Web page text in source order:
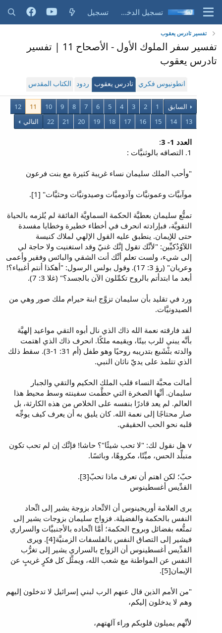
تسجيل الدخول تسجيل
تفسير تادرس يعقوب
تفسير سفر الملوك الأول - الأصحاح 11 | تفسير
تادرس يعقوب
انطونيوس فكري تادرس يعقوب ردود الكتاب المقدس
السابق 1
2
3
4
5
6
7
8
9
10
11
12
13
14
15
16
17
18
19
20
21
22 التالي
العدد 1- 3
:
1. التصاقه بالوثنيَّات :
"وأحب الملك سليمان نساء غريبة كثيرة مع بنت فرعون
موآبيَّات وعمونيَّات وآدوميَّات وصيدونيَّات وحثيَّات" [1].
تمتُّع سليمان بعطيَّة الحكمة السماويَّة الفائقة لم يُلزمه بالحياة
التقويَّة، فبإرادته انحرف في أخطاء خطيرة وخطايا مفسدة
حتى للإيمان. ينطبق عليه القول الإلهي لملاك كنيسة
اللآوُدُكيِّين: "لأنَّك تقول إنَّك غنيّ وقد استغنيت ولا حاجة لي
إلى شيء، ولست تعلم أنَّك أنت الشقي والبائس وفقير وأعمى
وعريان" (رؤ 3: 17). وقول بولس الرسول: "أهكذا أنتم أغبياء؟!
أبعد ما ابتدأتم بالروح تكمِّلون الآن بالجسد؟" (غلا 3: 7).
ورد في تقليد بأن سليمان تزوَّج ابنة حيرام ملك صور وهي من
الصيدونيَّات.
لقد فارقته نعمة الله ذاك الذي نال أبوه التقي مواعيد إلهيَّة
بأنَّه يبني للرب بيتًا، ويقيمه ملكًا. انحرف ذاك الذي اهتمت
والدته بثْشَبع بتدريبه روحيًا وهو طفل (أم 31: 1-3). سقط ذلك
الذي تتلمذ على يديّ ناثان النبي.
أمالت محبَّة النساء قلب الملك الحكيم والتقي والجبار
سليمان. أنَّها الصخرة التي حطَّمت سفينته وسط محيط هذا
العالم. لم يعد قادرًا بنفسه على الخلاص من هذه الكارثة، بل
صار محتاجًا إلى نعمة الله. كان يليق به أن يعرف كيف يوجِّه
قلبه نحو الحب الحقيقي.
v هل نقول لك: "لا تحب شيئًا"؟ حاشا! فإنَّك إن لم تحب تكون
متبلِّد الحس، ميِّتًا، مكروهًا، وبائسًا.
حبّ؛ لكن اهتم أن تعرف ماذا تحبّ[3].
القدِّيس أغسطينوس
يرى العلامة أوريجينوس أن الاتِّحاد بزوجة يشير إلى اتِّحاد
النفس بالحكمة والفضيلة. فزواج سليمان بزوجات يشير إلى
تمتُّعه بفضائل وبروح الحكمة؛ أمَّا اتِّحاده بالأجنبيَّات والسراري
فيشير إلى التصاق النفس بالفلسفات الزمنيَّة[4]. ويرى
القدِّيس أغسطينوس أن الزواج بالسراري يشير إلى تغرُّب
النفس عن المواطنة مع شعب الله، ويمثِّل كل فكرٍ غريبٍ عن
الإيمان[5].
"من الأمم الذين قال عنهم الرب لبني إسرائيل لا تدخلون إليهم
وهم لا يدخلون إليكم،
لأنَّهم يميلون قلوبكم وراء آلهتهم،